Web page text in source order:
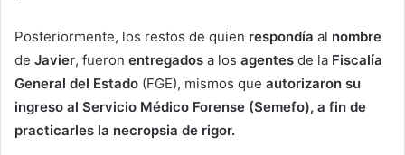
Posteriormente, los restos de quien respondía al nombre
de Javier, fueron entregados a los agentes de la Fiscalía
General del Estado (FGE), mismos que autorizaron su
ingreso al Servicio Médico Forense (Semefo), a fin de
practicarles la necropsia de rigor.